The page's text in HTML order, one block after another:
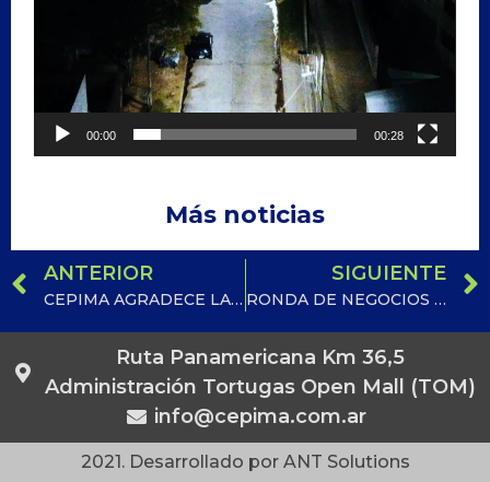
00:00 00:28
Más noticias
ANTERIOR
CEPIMA AGRADECE LA DONACIÓN DE 130 CAJAS DE HUEVOS DE PASCUA PARA LA COMUNIDAD DE MALVINAS ARGENTINAS
SIGUIENTE
RONDA DE NEGOCIOS CHASCOMÚS 2023
Ruta Panamericana Km 36,5
Administración Tortugas Open Mall (TOM)
info@cepima.com.ar
2021. Desarrollado por ANT Solutions